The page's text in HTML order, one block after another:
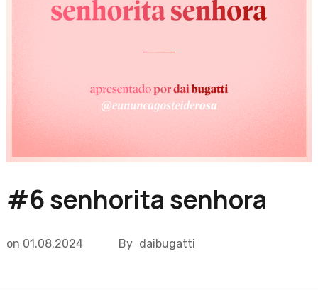
#6 senhorita senhora
on 01.08.2024 By daibugatti